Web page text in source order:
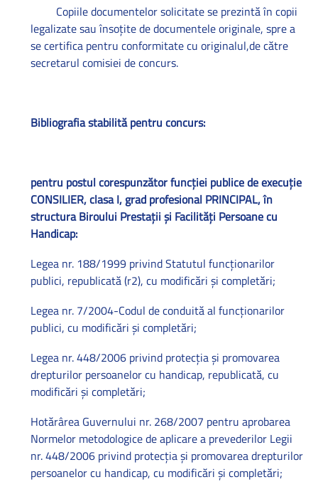
Copiile documentelor solicitate se prezintă în copii
legalizate sau însoţite de documentele originale, spre a
se certifica pentru conformitate cu originalul,de către
secretarul comisiei de concurs.
Bibliografia stabilită pentru concurs:
pentru postul corespunzător funcţiei publice de execuţie
CONSILIER, clasa I, grad profesional PRINCIPAL, în
structura Biroului Prestaţii şi Facilităţi Persoane cu
Handicap:
Legea nr. 188/1999 privind Statutul funcţionarilor
publici, republicată (r2), cu modificări şi completări;
Legea nr. 7/2004-Codul de conduită al funcţionarilor
publici, cu modificări şi completări;
Legea nr. 448/2006 privind protecţia şi promovarea
drepturilor persoanelor cu handicap, republicată, cu
modificări şi completări;
Hotărârea Guvernului nr. 268/2007 pentru aprobarea
Normelor metodologice de aplicare a prevederilor Legii
nr. 448/2006 privind protecţia şi promovarea drepturilor
persoanelor cu handicap, cu modificări şi completări;